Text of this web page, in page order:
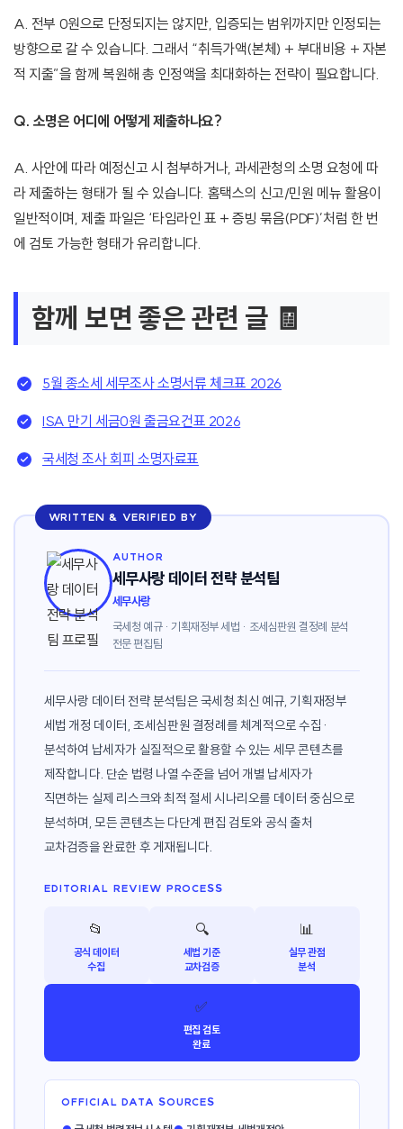
A. 전부 0원으로 단정되지는 않지만, 입증되는 범위까지만 인정되는
방향으로 갈 수 있습니다. 그래서 “취득가액(본체) + 부대비용 + 자본
적 지출”을 함께 복원해 총 인정액을 최대화하는 전략이 필요합니다.
Q. 소명은 어디에 어떻게 제출하나요?
A. 사안에 따라 예정신고 시 첨부하거나, 과세관청의 소명 요청에 따
라 제출하는 형태가 될 수 있습니다. 홈택스의 신고/민원 메뉴 활용이
일반적이며, 제출 파일은 ‘타임라인 표 + 증빙 묶음(PDF)’처럼 한 번
에 검토 가능한 형태가 유리합니다.
함께 보면 좋은 관련 글 🧾
5월 종소세 세무조사 소명서류 체크표 2026
ISA 만기 세금0원 출금요건표 2026
국세청 조사 회피 소명자료표
WRITTEN & VERIFIED BY
AUTHOR
세무사랑 데이터 전략 분석팀
세무사랑
국세청 예규 · 기획재정부 세법 · 조세심판원 결정례 분석
전문 편집팀
세무사랑 데이터 전략 분석팀은 국세청 최신 예규, 기획재정부
세법 개정 데이터, 조세심판원 결정례를 체계적으로 수집·
분석하여 납세자가 실질적으로 활용할 수 있는 세무 콘텐츠를
제작합니다. 단순 법령 나열 수준을 넘어 개별 납세자가
직면하는 실제 리스크와 최적 절세 시나리오를 데이터 중심으로
분석하며, 모든 콘텐츠는 다단계 편집 검토와 공식 출처
교차검증을 완료한 후 게재됩니다.
EDITORIAL REVIEW PROCESS
📂
공식 데이터
수집
🔍
세법 기준
교차검증
📊
실무 관점
분석
✅
편집 검토
완료
OFFICIAL DATA SOURCES